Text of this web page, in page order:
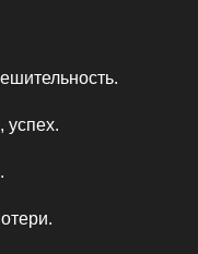
успех.